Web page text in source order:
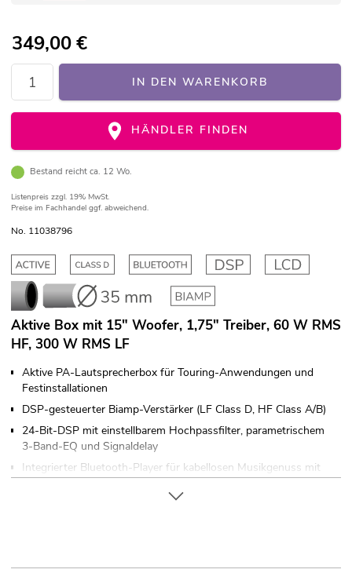
349,00€
IN DEN WARENKORB
HÄNDLER FINDEN
Bestand reicht ca. 12 Wo.
Listenpreis zzgl. 19% MwSt.
Preise im Fachhandel ggf. abweichend.
No. 11038796
Aktive Box mit 15" Woofer, 1,75" Treiber, 60 W RMS
HF, 300 W RMS LF
Aktive PA-Lautsprecherbox für Touring-Anwendungen und
Festinstallationen
DSP-gesteuerter Biamp-Verstärker (LF Class D, HF Class A/B)
24-Bit-DSP mit einstellbarem Hochpassfilter, parametrischem
3-Band-EQ und Signaldelay
Integrierter Bluetooth-Player für kabellosen Musikgenuss mit